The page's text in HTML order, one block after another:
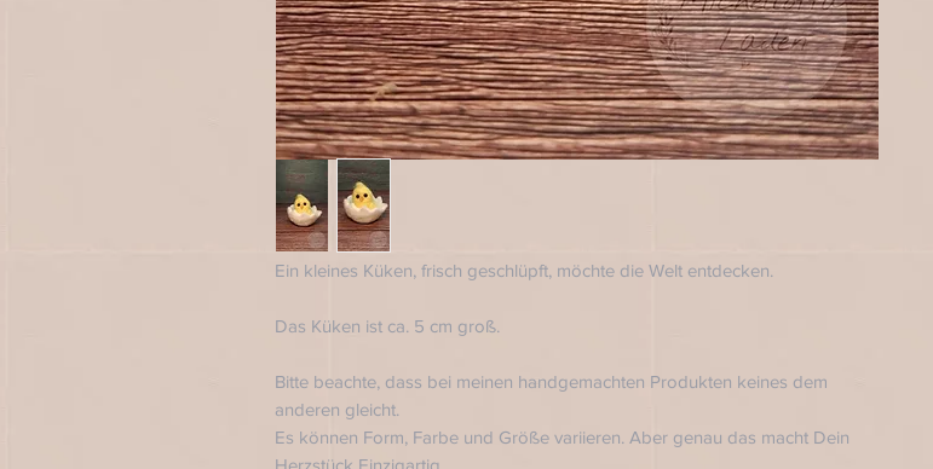
Ein kleines Küken, frisch geschlüpft, möchte die Welt entdecken.
Das Küken ist ca. 5 cm groß.
Bitte beachte, dass bei meinen handgemachten Produkten keines dem
anderen gleicht.
Es können Form, Farbe und Größe variieren. Aber genau das macht Dein
Herzstück Einzigartig.